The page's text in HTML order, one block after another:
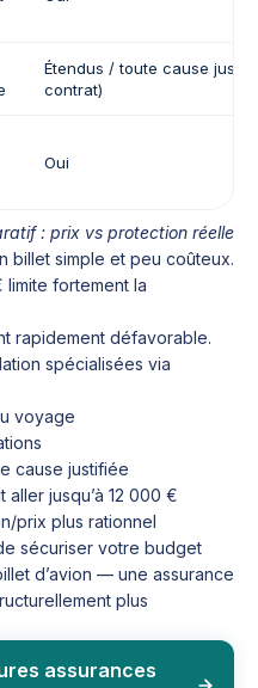
Étendus / toute cause
contrat)
Oui
: prix vs protection réelle
billet simple et peu coûteux.
fortement la
rapidement défavorable.
spécialisées via
voyage
cause justifiée
jusqu’à 12 000 €
prix plus rationnel
sécuriser votre budget
d’avion — une assurance
plus
assurances